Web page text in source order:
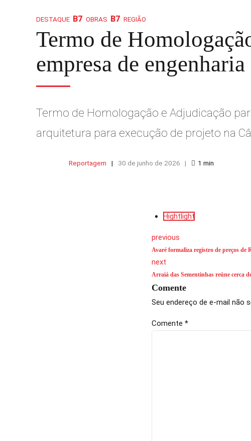
DESTAQUE OBRAS REGIÃO
Termo de
empresa de
Termo de Homologação e Adjudicação
arquitetura para execução de projeto na
Reportagem 30 de junho de 2026 1 min
Hightlight
previous
Avaré formaliza registro de preços de
next
Arraiá das Sementinhas reúne cerca
Comente
Seu endereço de e-mail não
Comente *